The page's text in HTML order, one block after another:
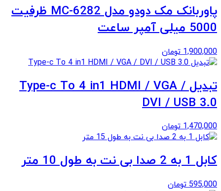
پاوربانک مک دودو مدل MC-6282 ظرفیت
5000 میلی آمپر ساعت
1,900,000 تومان
تبدیل Type-c To 4 in1 HDMI / VGA /
DVI / USB 3.0
1,470,000 تومان
کابل 1 به 2 صدا بی نت به طول 10 متر
595,000 تومان